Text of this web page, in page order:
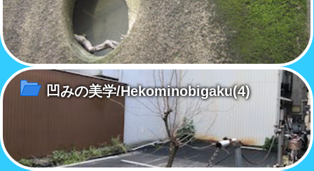
凹みの美学/Hekominobigaku(4)